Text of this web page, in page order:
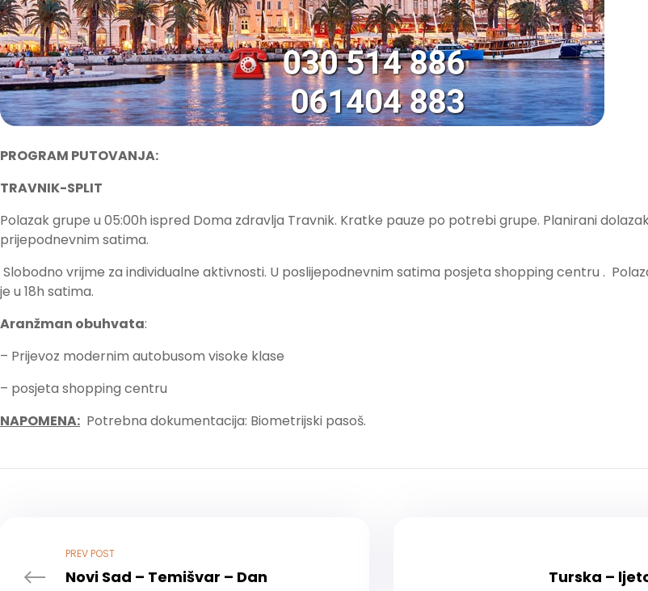
PROGRAM PUTOVANJA:
TRAVNIK-SPLIT
Polazak grupe u 05:00h ispred Doma zdravlja Travnik. Kratke pauze po potrebi grupe. Planirani
prijepodnevnim satima.
Slobodno vrijme za individualne aktivnosti. U poslijepodnevnim satima posjeta shopping centru .
je u 18h satima.
Aranžman obuhvata:
– Prijevoz modernim autobusom visoke klase
– posjeta shopping centru
NAPOMENA: Potrebna dokumentacija: Biometrijski pasoš.
PREV POST
Novi Sad – Temišvar – Dan
Turska –